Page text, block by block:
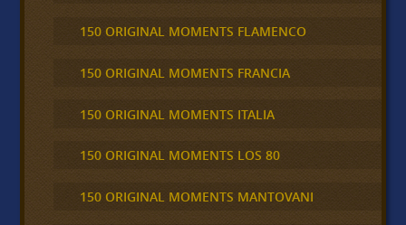
150 ORIGINAL MOMENTS FLAMENCO
150 ORIGINAL MOMENTS FRANCIA
150 ORIGINAL MOMENTS ITALIA
150 ORIGINAL MOMENTS LOS 80
150 ORIGINAL MOMENTS MANTOVANI